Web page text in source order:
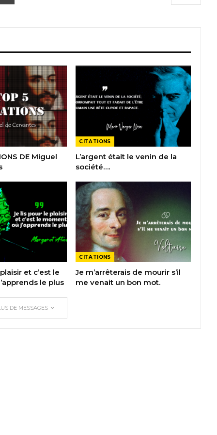
DE Miguel
CITATIONS
L’argent était le venin de la
société….
et c’est le
le plus
CITATIONS
Je m’arrêterais de mourir s’il
me venait un bon mot.
DE MESSAGES